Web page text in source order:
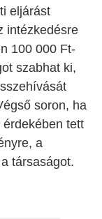
eljárást
intézkedésre
100 000 Ft-
szabhat ki,
soron, ha
tett
a
társaságot.